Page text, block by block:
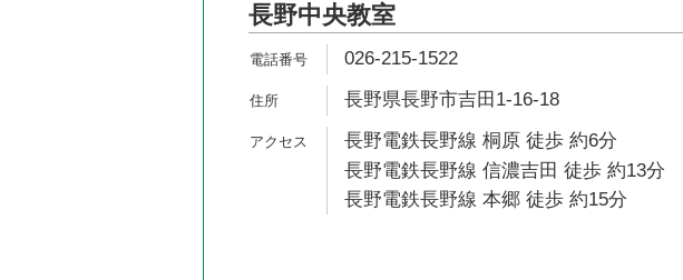
長野中央教室
026-215-1522
長野県長野市吉田1-16-18
長野電鉄長野線 桐原 徒歩 約6分
長野電鉄長野線 信濃吉田 徒歩 約13分
長野電鉄長野線 本郷 徒歩 約15分